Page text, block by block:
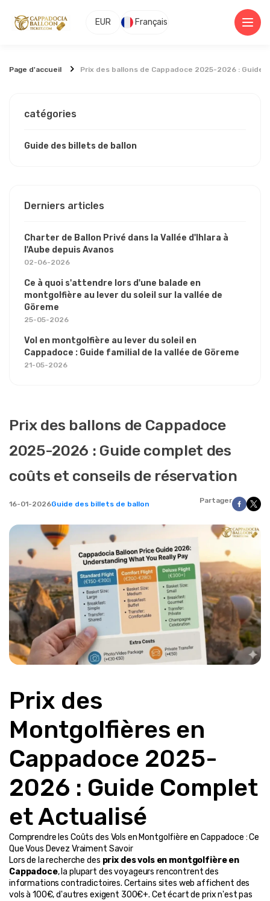
EUR Français
Page d'accueil Prix des ballons de Cappadoce 2025-2026 :
Prix des ballons de Cappadoce
2025-2026 : Guide complet des
coûts et conseils de réservation
16-01-2026Guide des billets de ballon Partager
Prix des
Montgolfières en
Cappadoce 2025-
2026 : Guide Complet
et Actualisé
Comprendre les Coûts des Vols en Montgolfière en Cappadoce : Ce
Que Vous Devez Vraiment Savoir
Lors de la recherche des prix des vols en montgolfière en
Cappadoce, la plupart des voyageurs rencontrent des
informations contradictoires. Certains sites web affichent des
vols à 100€, d'autres exigent 300€+. Cet écart de prix n'est pas
catégories
Guide des billets de ballon
Derniers articles
Charter de Ballon Privé dans la Vallée d'Ihlara à
l'Aube depuis Avanos
02-06-2026
Ce à quoi s'attendre lors d'une balade en
montgolfière au lever du soleil sur la vallée de
Göreme
25-05-2026
Vol en montgolfière au lever du soleil en
Cappadoce : Guide familial de la vallée de Göreme
21-05-2026